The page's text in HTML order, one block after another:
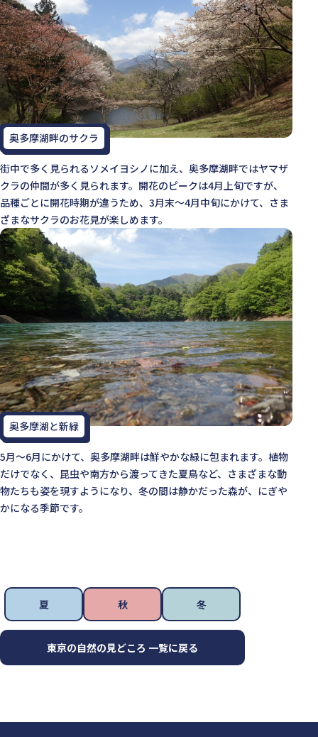
奥多摩湖畔のサクラ
街中で多く見られるソメイヨシノに加え、奥多摩湖畔ではヤマザ
クラの仲間が多く見られます。開花のピークは4月上旬ですが、
品種ごとに開花時期が違うため、3月末～4月中旬にかけて、さま
ざまなサクラのお花見が楽しめます。
奥多摩湖と新緑
5月～6月にかけて、奥多摩湖畔は鮮やかな緑に包まれます。植物
だけでなく、昆虫や南方から渡ってきた夏鳥など、さまざまな動
物たちも姿を現すようになり、冬の間は静かだった森が、にぎや
かになる季節です。
夏 秋 冬
東京の自然の見どころ 一覧に戻る